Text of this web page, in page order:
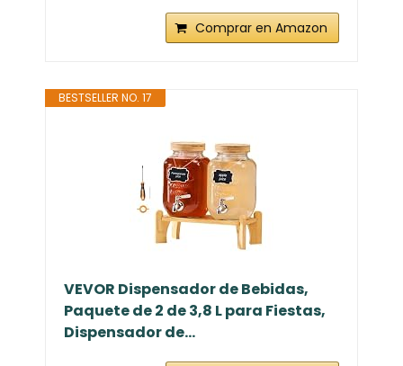
Comprar en Amazon
BESTSELLER NO. 17
VEVOR Dispensador de Bebidas,
Paquete de 2 de 3,8 L para Fiestas,
Dispensador de...